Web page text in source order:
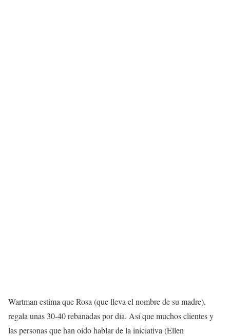
Wartman estima que Rosa (que lleva el nombre de su madre),
regala unas 30-40 rebanadas por día. Así que muchos clientes y
las personas que han oído hablar de la iniciativa (Ellen